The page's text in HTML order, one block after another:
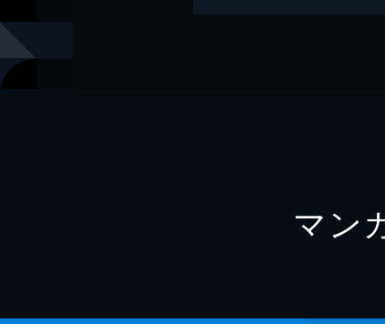
マン